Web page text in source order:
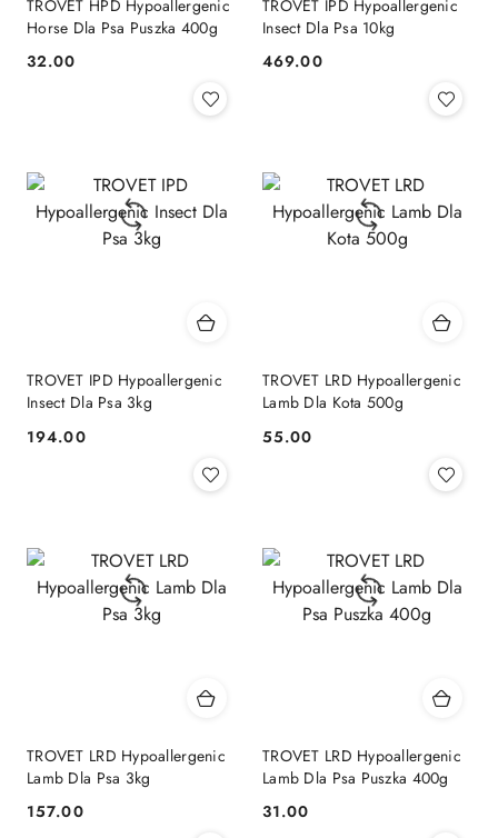
TROVET HPD Hypoallergenic
Horse Dla Psa Puszka 400g
Cena:
32.00
TROVET IPD Hypoallergenic
Insect Dla Psa 10kg
Cena:
469.00
TROVET IPD Hypoallergenic
Insect Dla Psa 3kg
Cena:
194.00
TROVET LRD Hypoallergenic
Lamb Dla Kota 500g
Cena:
55.00
TROVET LRD Hypoallergenic
Lamb Dla Psa 3kg
Cena:
157.00
TROVET LRD Hypoallergenic
Lamb Dla Psa Puszka 400g
Cena:
31.00